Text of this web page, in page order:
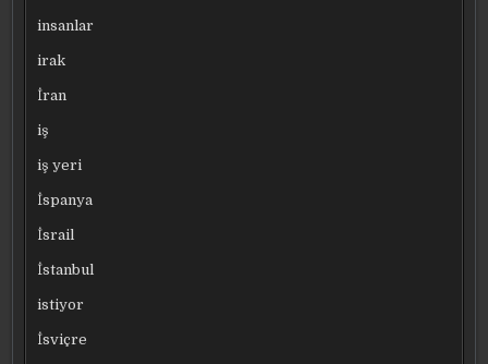
insanlar
irak
İran
iş
iş yeri
İspanya
İsrail
İstanbul
istiyor
İsviçre